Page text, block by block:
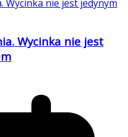
Wycinka nie jest